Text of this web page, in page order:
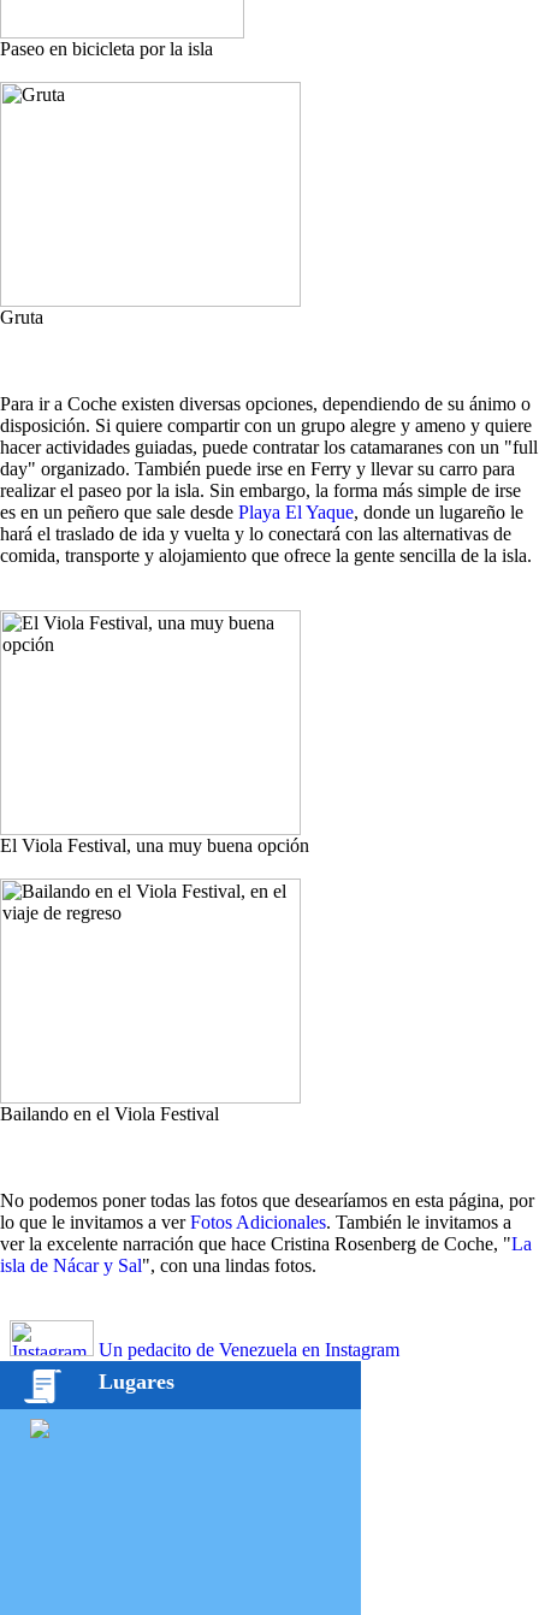
Paseo en bicicleta por la isla
Gruta
Para ir a Coche existen diversas opciones, dependiendo de su ánimo o
disposición. Si quiere compartir con un grupo alegre y ameno y quiere
hacer actividades guiadas, puede contratar los catamaranes con un "full
day" organizado. También puede irse en Ferry y llevar su carro para
realizar el paseo por la isla. Sin embargo, la forma más simple de irse
es en un peñero que sale desde Playa El Yaque, donde un lugareño le
hará el traslado de ida y vuelta y lo conectará con las alternativas de
comida, transporte y alojamiento que ofrece la gente sencilla de la isla.
El Viola Festival, una muy buena opción
Bailando en el Viola Festival
No podemos poner todas las fotos que desearíamos en esta página, por
lo que le invitamos a verFotos Adicionales. También le invitamos a
ver la excelente narración que hace Cristina Rosenberg de Coche, "La
isla de Nácar y Sal", con una lindas fotos.
Un pedacito de Venezuela en Instagram
Lugares